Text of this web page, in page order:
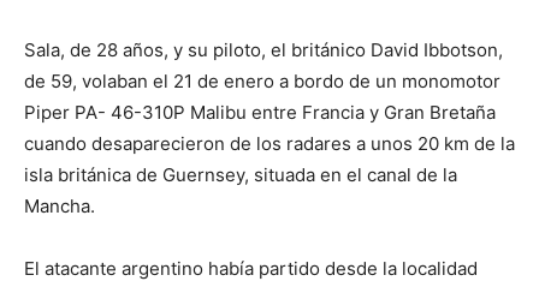
Sala, de 28 años, y su piloto, el británico David Ibbotson,
de 59, volaban el 21 de enero a bordo de un monomotor
Piper PA- 46-310P Malibu entre Francia y Gran Bretaña
cuando desaparecieron de los radares a unos 20 km de la
isla británica de Guernsey, situada en el canal de la
Mancha.
El atacante argentino había partido desde la localidad